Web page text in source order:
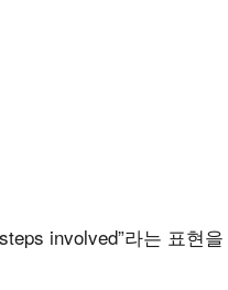
involved”라는 표현을